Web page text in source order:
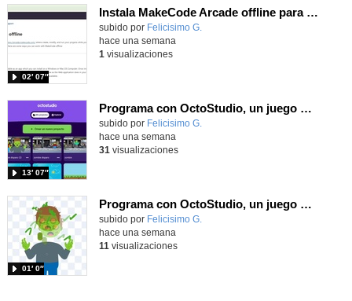
Instala MakeCode Arcade offline para programar grandes juegos sin necesidad de Internet
Contenido educativo.
subido por Felicisimo G.
02′ 07″
hace una semana
1 visualizaciones
Programa con OctoStudio, un juego de disparos contra Zombies con un cargador basado en el House of the dead
Contenido educativo.
subido por Felicisimo G.
13′ 07″
hace una semana
31 visualizaciones
Programa con OctoStudio, un juego homenajeando al House of the dead con Zombies
Contenido educativo.
subido por Felicisimo G.
01′ 0″
hace una semana
11 visualizaciones